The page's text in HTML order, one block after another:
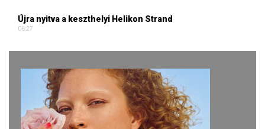
Újra nyitva a keszthelyi Helikon Strand
06:27